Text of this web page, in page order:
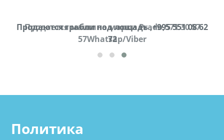
Продается машина марки Prado,571 30 57
57Whatsap/Viber
Продаются грабли под лощадь ,+995 551 08 62
72
Политика